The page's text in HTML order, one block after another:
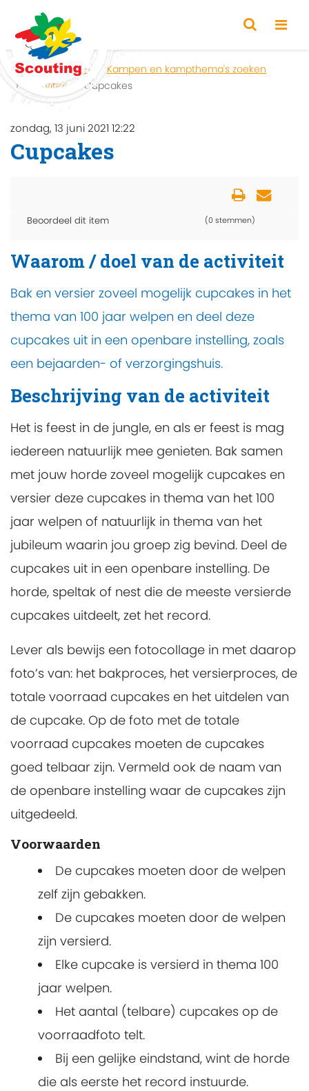
Home Zoeken
Kampen en kampthema's zoeken
Activiteit
Cupcakes
zondag, 13 juni 2021 12:22
Cupcakes
Beoordeel dit item (0 stemmen)
Waarom / doel van de activiteit
Bak en versier zoveel mogelijk cupcakes in het
thema van 100 jaar welpen en deel deze
cupcakes uit in een openbare instelling, zoals
een bejaarden- of verzorgingshuis.
Beschrijving van de activiteit
Het is feest in de jungle, en als er feest is mag
iedereen natuurlijk mee genieten. Bak samen
met jouw horde zoveel mogelijk cupcakes en
versier deze cupcakes in thema van het 100
jaar welpen of natuurlijk in thema van het
jubileum waarin jou groep zig bevind. Deel de
cupcakes uit in een openbare instelling. De
horde, speltak of nest die de meeste versierde
cupcakes uitdeelt, zet het record.
Lever als bewijs een fotocollage in met daarop
foto’s van: het bakproces, het versierproces, de
totale voorraad cupcakes en het uitdelen van
de cupcake. Op de foto met de totale
voorraad cupcakes moeten de cupcakes
goed telbaar zijn. Vermeld ook de naam van
de openbare instelling waar de cupcakes zijn
uitgedeeld.
Voorwaarden
De cupcakes moeten door de welpen
zelf zijn gebakken.
De cupcakes moeten door de welpen
zijn versierd.
Elke cupcake is versierd in thema 100
jaar welpen.
Het aantal (telbare) cupcakes op de
voorraadfoto telt.
Bij een gelijke eindstand, wint de horde
die als eerste het record instuurde.